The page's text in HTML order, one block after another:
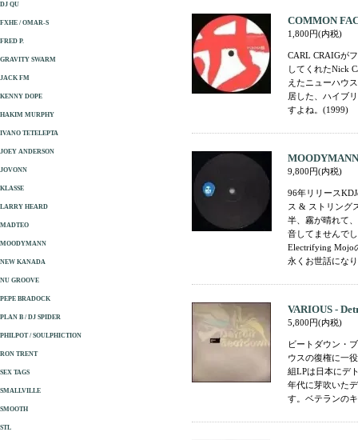
COMMON
1,800円(内税)
CARL CRAIGが
してくれたNick
えたニューハウ
居した、ハイブ
すよね。(1999)
9,800円(内税)
96年リリース
ス & ストリング
半、霧が晴れて
音してませんで
Electrifying Mojo
永くお世話にな
VARIOUS -
5,800円(内税)
ビートダウン・
ウスの復権に一
組LPは日本にデ
年代に芽吹いた
す。ベテランの
DJ QU
FXHE / OMAR-S
FRED P.
GRAVITY SWARM
JACK FM
KENNY DOPE
HAKIM MURPHY
IVANO TETELEPTA
JOEY ANDERSON
JOVONN
KLASSE
LARRY HEARD
MADTEO
MOODYMANN
NEW KANADA
NU GROOVE
PEPE BRADOCK
PLAN B / DJ SPIDER
PHILPOT / SOULPHICTION
RON TRENT
SEX TAGS
SMALLVILLE
SMOOTH
STL